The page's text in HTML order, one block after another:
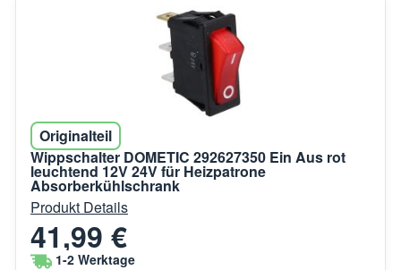
Originalteil
Wippschalter DOMETIC 292627350 Ein Aus rot
leuchtend 12V 24V für Heizpatrone
Absorberkühlschrank
Produkt Details
41,99 €
1-2 Werktage